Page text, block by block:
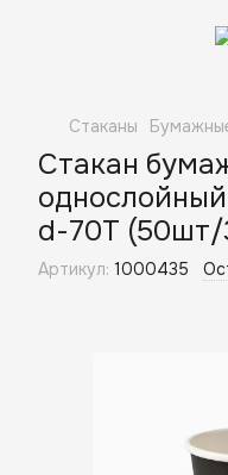
Стаканы
Стакан
d-70T
Артикул: 1000435